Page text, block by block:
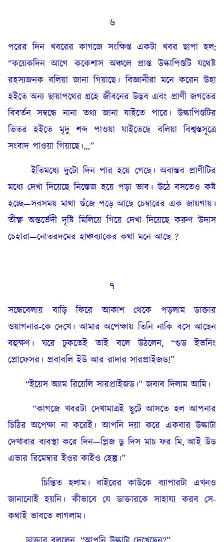
৬
পরের দিন খবরের কাগজে সংক্ষিপ্ত একটা খবর ছাপা হল:
“কয়েকদিন আগে ককেশাস অঞ্চলে প্রাপ্ত উল্কাপিণ্ডটি যথেষ্ট
রহস্যজনক বলিয়া জানা গিয়াছে। বিজ্ঞানীরা মনে করেন উহা
হইতে অন্য ছায়াপথের গ্রহে জীবনের উদ্ভব এবং প্রাণী জগতের
বিবর্তন সম্বন্ধে নানা তথ্য জানা যাইতে পারে। উল্কাপিণ্ডটির
ভিতর হইতে মৃদু শব্দ পাওয়া যাইতেছে বলিয়া বিশ্বস্তসূত্রে
সংবাদ পাওয়া গিয়াছে।…”
ইতিমধ্যে দুটো দিন পার হয়ে গেছে। অবাস্তব প্রাণীটির
মধ্যে দেখা দিয়েছে নিস্তেজ হয়ে পড়া ভাব। উঠে বসতেও কষ্ট
হচ্ছে—সবসময় মাথা গুঁজে পড়ে আছে চেম্বারের এক জায়গায়।
তীক্ষ্ণ অন্তর্ভেদী দৃষ্টি মিলিয়ে গিয়ে দেখা দিয়েছে করুণ উদাস
চেহারা—নোতরদমের হাঞ্চব্যাকের কথা মনে আছে ?
৭
সন্ধেবেলায় বাড়ি ফিরে আকাশ থেকে পড়লাম ডাক্তার
ওয়াগনার-কে দেখে। আমার অপেক্ষায় তিনি নাকি বসে আছেন
বহুক্ষণ। ঘরে ঢুকতেই তাই বলে উঠলেন, “গুড ইভনিং
প্রোফেসর। প্রবাবলি ইউ আর রাদার সারপ্রাইজড!”
“ইয়েস অ্যাম রিয়েলি সারপ্রাইজড।” জবাব দিলাম আমি।
“কাগজে খবরটা দেখামাত্রই ছুটে আসতে হল আপনার
চিঠির অপেক্ষা না করেই। আপনি দয়া করে একবার উল্কাটা
দেখাবার ব্যবস্থা করে দিন—প্লিজ ডু দিস মাচ ফর মি, আই উড
এভার রিমেম্বার ইওর কাইও হেল্প।”
চিন্তিত হলাম। বাইরের কাউকে ব্যাপারটা এখনও
জানানোই হয়নি। কীভাবে যে ডাক্তারকে সাহায্য করব সে-
কথাই ভাবতে লাগলাম।